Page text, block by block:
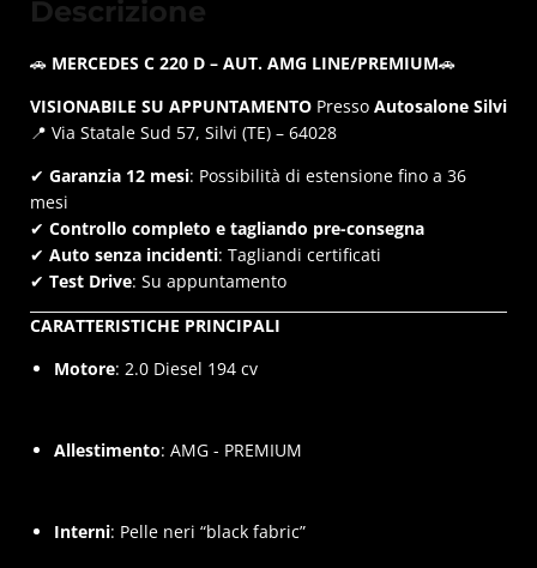
Descrizione
🚗 MERCEDES C 220 D – AUT. AMG LINE/PREMIUM🚗
VISIONABILE SU APPUNTAMENTO Presso Autosalone Silvi
📍 Via Statale Sud 57, Silvi (TE) – 64028
✔ Garanzia 12 mesi: Possibilità di estensione fino a 36
mesi
✔ Controllo completo e tagliando pre-consegna
✔ Auto senza incidenti: Tagliandi certificati
✔ Test Drive: Su appuntamento
CARATTERISTICHE PRINCIPALI
Motore: 2.0 Diesel 194 cv
Allestimento: AMG - PREMIUM
Interni: Pelle neri “black fabric”